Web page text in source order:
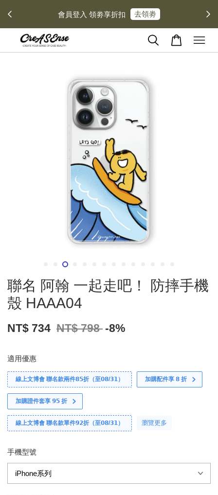
會員登入 領劵享折扣 去領劵
聯名 阿翰 一起走吧！ 防摔手機
殼 HAAA04
NT$ 734 NT$ 798 -8%
適用優惠
線上文博會 聯名款兩件𝟴𝟱折（至𝟬𝟴/𝟯𝟭） 加購配件享 𝟴 折
加購證件套享 𝟵𝟱 折
線上文博會 聯名款單件𝟵𝟮折（至𝟬𝟴/𝟯𝟭） 瀏覽更多
手機型號